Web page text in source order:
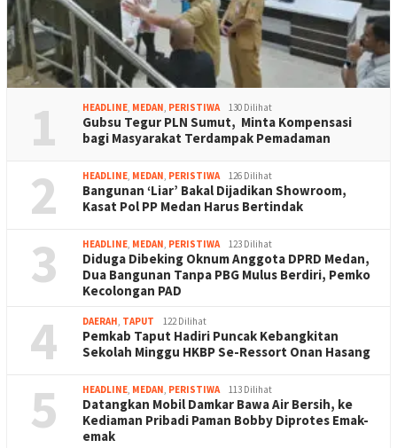
1 HEADLINE, MEDAN, PERISTIWA 130 Dilihat
Gubsu Tegur PLN Sumut, Minta Kompensasi
bagi Masyarakat Terdampak Pemadaman
2 HEADLINE, MEDAN, PERISTIWA 126 Dilihat
Bangunan ‘Liar’ Bakal Dijadikan Showroom,
Kasat Pol PP Medan Harus Bertindak
3 HEADLINE, MEDAN, PERISTIWA 123 Dilihat
Diduga Dibeking Oknum Anggota DPRD Medan,
Dua Bangunan Tanpa PBG Mulus Berdiri, Pemko
Kecolongan PAD
4 DAERAH, TAPUT 122 Dilihat
Pemkab Taput Hadiri Puncak Kebangkitan
Sekolah Minggu HKBP Se-Ressort Onan Hasang
5 HEADLINE, MEDAN, PERISTIWA 113 Dilihat
Datangkan Mobil Damkar Bawa Air Bersih, ke
Kediaman Pribadi Paman Bobby Diprotes Emak-
emak